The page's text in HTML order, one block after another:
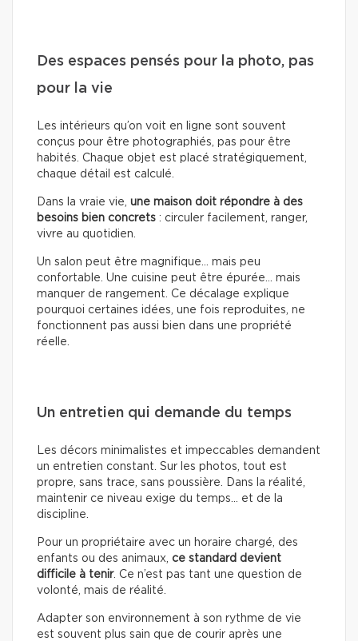
Des espaces pensés pour la photo, pas
pour la vie
Les intérieurs qu’on voit en ligne sont souvent
conçus pour être photographiés, pas pour être
habités. Chaque objet est placé stratégiquement,
chaque détail est calculé.
Dans la vraie vie, une maison doit répondre à des
besoins bien concrets : circuler facilement, ranger,
vivre au quotidien.
Un salon peut être magnifique… mais peu
confortable. Une cuisine peut être épurée… mais
manquer de rangement. Ce décalage explique
pourquoi certaines idées, une fois reproduites, ne
fonctionnent pas aussi bien dans une propriété
réelle.
Un entretien qui demande du temps
Les décors minimalistes et impeccables demandent
un entretien constant. Sur les photos, tout est
propre, sans trace, sans poussière. Dans la réalité,
maintenir ce niveau exige du temps… et de la
discipline.
Pour un propriétaire avec un horaire chargé, des
enfants ou des animaux, ce standard devient
difficile à tenir. Ce n’est pas tant une question de
volonté, mais de réalité.
Adapter son environnement à son rythme de vie
est souvent plus sain que de courir après une